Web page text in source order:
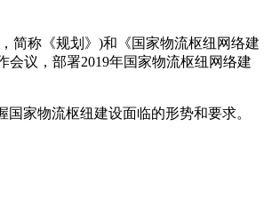
简称《规划》)和《国家物流枢纽网络建
会议，部署2019年国家物流枢纽网络建
家物流枢纽建设面临的形势和要求。